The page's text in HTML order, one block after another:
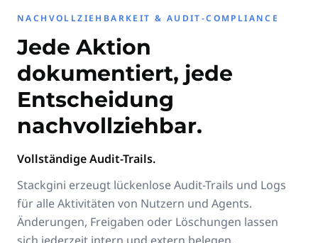
NACHVOLLZIEHBARKEIT & AUDIT-COMPLIANCE
Jede Aktion
dokumentiert, jede
Entscheidung
nachvollziehbar.
Vollständige Audit-Trails.
Stackgini erzeugt lückenlose Audit-Trails und Logs
für alle Aktivitäten von Nutzern und Agents.
Änderungen, Freigaben oder Löschungen lassen